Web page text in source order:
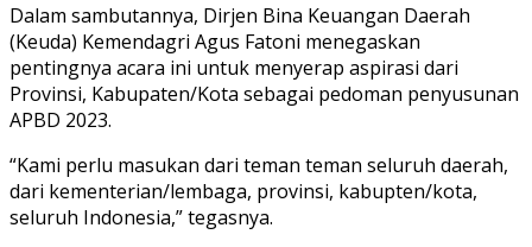
Dalam sambutannya, Dirjen Bina Keuangan Daerah
(Keuda) Kemendagri Agus Fatoni menegaskan
pentingnya acara ini untuk menyerap aspirasi dari
Provinsi, Kabupaten/Kota sebagai pedoman penyusunan
APBD 2023.
“Kami perlu masukan dari teman teman seluruh daerah,
dari kementerian/lembaga, provinsi, kabupten/kota,
seluruh Indonesia,” tegasnya.